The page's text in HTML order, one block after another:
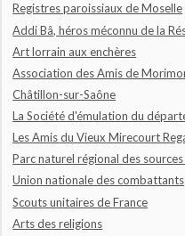
Registres paroissiaux de Moselle
Addi Bâ, héros méconnu de la
Art lorrain aux enchères
Association des Amis de
Châtillon-sur-Saône
La Société d'émulation du
Les Amis du Vieux Mirecourt
Parc naturel régional des
Union nationale des combattants
Scouts unitaires de France
Arts des religions